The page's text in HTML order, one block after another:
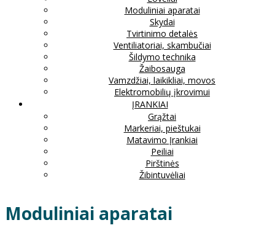
Moduliniai aparatai
Skydai
Tvirtinimo detalės
Ventiliatoriai, skambučiai
Šildymo technika
Žaibosauga
Vamzdžiai, laikikliai, movos
Elektromobilių įkrovimui
ĮRANKIAI
Grąžtai
Markeriai, pieštukai
Matavimo Įrankiai
Peiliai
Pirštinės
Žibintuvėliai
Moduliniai aparatai